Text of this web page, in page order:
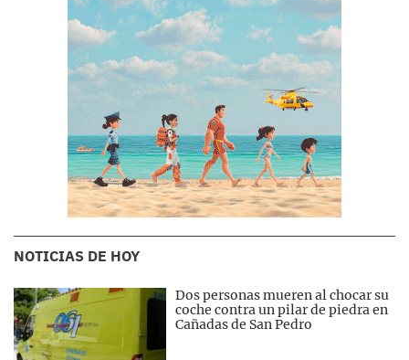
NOTICIAS DE HOY
Dos personas mueren al chocar su
coche contra un pilar de piedra en
Cañadas de San Pedro